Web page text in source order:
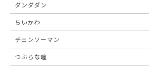
ダンダダン
ちいかわ
チェンソーマン
つぶらな瞳